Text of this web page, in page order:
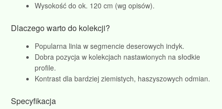
Wysokość do ok. 120 cm (wg opisów).
Dlaczego warto do kolekcji?
Popularna linia w segmencie deserowych indyk.
Dobra pozycja w kolekcjach nastawionych na słodkie
profile.
Kontrast dla bardziej ziemistych, haszyszowych odmian.
Specyfikacja